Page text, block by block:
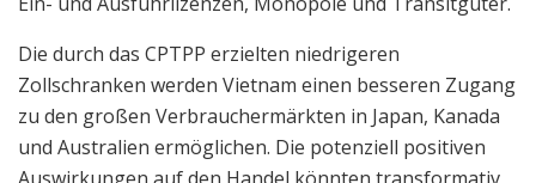
Die durch das CPTPP erzielten niedrigeren
Zollschranken werden Vietnam einen besseren Zugang
zu den großen Verbrauchermärkten in Japan, Kanada
und Australien ermöglichen. Die potenziell positiven